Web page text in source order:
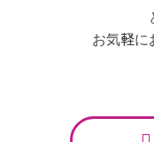
お気軽に